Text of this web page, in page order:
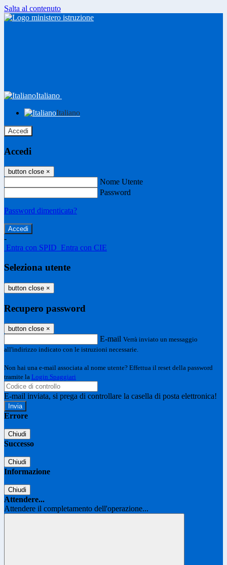
Salta al contenuto
Italiano
Italiano
Accedi
Accedi
button close ×
Nome Utente
Password
Password dimenticata?
-
Entra con SPID Entra con CIE
Seleziona utente
button close ×
Recupero password
button close ×
E-mail Verrà inviato un messaggio
all'indirizzo indicato con le istruzioni necessarie.
Non hai una e-mail associata al nome utente? Effettua il reset della password
tramite la Login Spaggiari
E-mail inviata, si prega di controllare la casella di posta elettronica!
Errore
Chiudi
Successo
Chiudi
Informazione
Chiudi
Attendere...
Attendere il completamento dell'operazione...